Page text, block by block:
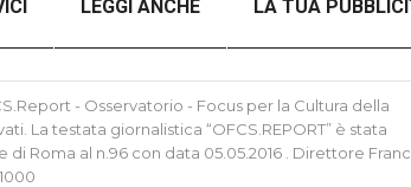
LEGGI ANCHE LA TUA
RUSSO-UCRAINO SENZA FILTRI
- Osservatorio - Focus per la Cultura della
La testata giornalistica “OFCS.REPORT” è stata
di Roma al n.96 con data 05.05.2016 . Direttore